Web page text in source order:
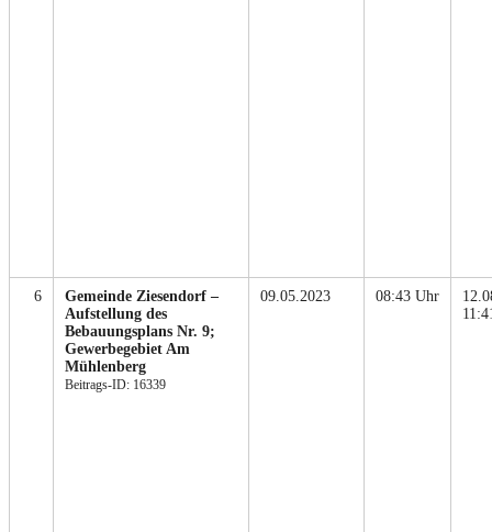
6
Gemeinde Ziesendorf –
Aufstellung des
Bebauungsplans Nr. 9;
Gewerbegebiet Am
Mühlenberg
Beitrags-ID: 16339
09.05.2023 08:43 Uhr